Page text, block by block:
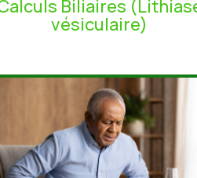
Biliaires
vésiculaire)